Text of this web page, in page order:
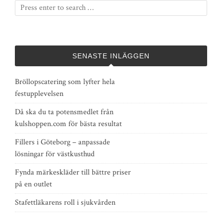
SENASTE INLÄGGEN
Bröllopscatering som lyfter hela
festupplevelsen
Då ska du ta potensmedlet från
kulshoppen.com för bästa resultat
Fillers i Göteborg – anpassade
lösningar för västkusthud
Fynda märkeskläder till bättre priser
på en outlet
Stafettläkarens roll i sjukvården